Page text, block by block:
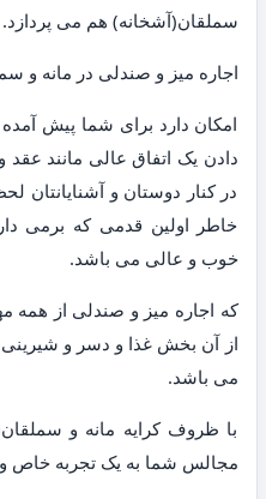
سملقان(آشخانه) هم می پردازد.
اجاره میز و صندلی در مانه و
امکان دارد برای شما پیش
دادن یک اتفاق عالی مانند
در کنار دوستان و آشنایانتان
خاطر اولین قدمی که برمی
خوب و عالی می باشد.
که اجاره میز و صندلی از همه
از آن بخش غذا و دسر و شیرینی
می باشد.
با ظروف کرایه مانه و
مجالس شما به یک تجربه خاص و